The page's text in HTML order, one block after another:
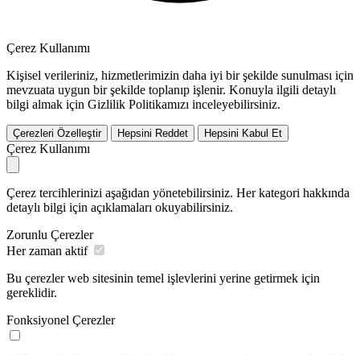
Çerez Kullanımı
Kişisel verileriniz, hizmetlerimizin daha iyi bir şekilde sunulması için
mevzuata uygun bir şekilde toplanıp işlenir. Konuyla ilgili detaylı
bilgi almak için Gizlilik Politikamızı inceleyebilirsiniz.
Çerezleri Özelleştir Hepsini Reddet Hepsini Kabul Et
Çerez Kullanımı
Çerez tercihlerinizi aşağıdan yönetebilirsiniz. Her kategori hakkında
detaylı bilgi için açıklamaları okuyabilirsiniz.
Zorunlu Çerezler
Her zaman aktif
Bu çerezler web sitesinin temel işlevlerini yerine getirmek için
gereklidir.
Fonksiyonel Çerezler